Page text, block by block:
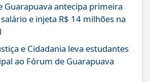
antecipa primeira
e injeta R$ 14 milhões na
e Cidadania leva estudantes
ao Fórum de Guarapuava